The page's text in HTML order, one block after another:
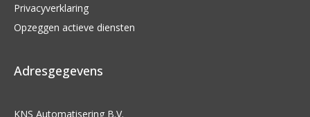
Privacyverklaring
Opzeggen actieve diensten
Adresgegevens
KNS Automatisering B.V.